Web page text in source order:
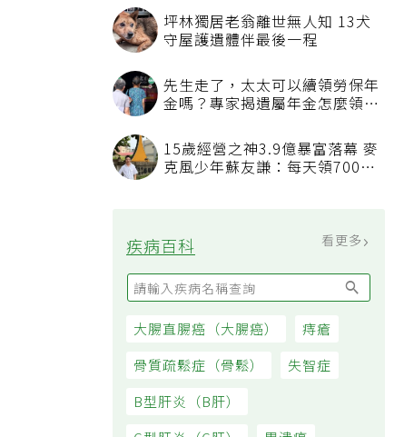
坪林獨居老翁離世無人知 13犬
守屋護遺體伴最後一程
先生走了，太太可以續領勞保年
金嗎？專家揭遺屬年金怎麼領，
15歲經營之神3.9億暴富落幕 麥
克風少年蘇友謙：每天領700元
疾病百科 看更多
大腸直腸癌（大腸癌）
痔瘡
骨質疏鬆症（骨鬆）
失智症
B型肝炎（B肝）